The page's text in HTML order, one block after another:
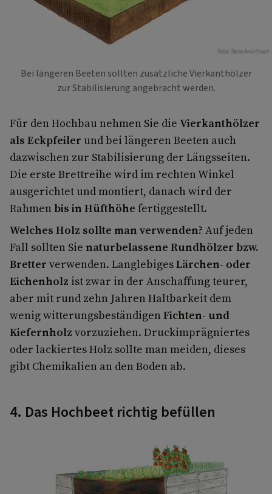
Foto: Rene Andritsch
Bei längeren Beeten sollten zusätzliche Vierkanthölzer
zur Stabilisierung angebracht werden.
Für den Hochbau nehmen Sie die Vierkanthölzer
als Eckpfeiler und bei längeren Beeten auch
dazwischen zur Stabilisierung der Längsseiten.
Die erste Brettreihe wird im rechten Winkel
ausgerichtet und montiert, danach wird der
Rahmen bis in Hüfthöhe fertiggestellt.
Welches Holz sollte man verwenden? Auf jeden
Fall sollten Sie naturbelassene Rundhölzer bzw.
Bretter verwenden. LanglebigesLärchen- oder
Eichenholz ist zwar in der Anschaffung teurer,
aber mit rund zehn Jahren Haltbarkeit dem
wenig witterungsbeständigen Fichten- und
Kiefernholz vorzuziehen. Druckimprägniertes
oder lackiertes Holz sollte man meiden, dieses
gibt Chemikalien an den Boden ab.
4. Das Hochbeet richtig befüllen